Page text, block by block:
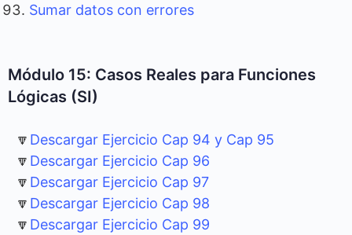
Sumar datos con errores
Módulo 15: Casos Reales para Funciones
Lógicas (SI)
🔽 Descargar Ejercicio Cap 94 y Cap 95
🔽 Descargar Ejercicio Cap 96
🔽 Descargar Ejercicio Cap 97
🔽 Descargar Ejercicio Cap 98
🔽 Descargar Ejercicio Cap 99